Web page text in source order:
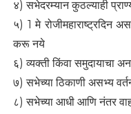
४) सभेदरम्यान कुठल्याही
५) 1 मे रोजीमहाराष्ट्रदिन
करू नये
६) व्यक्ती किंवा समुदायाचा
७) सभेच्या ठिकाणी असभ्य
८) सभेच्या आधी आणि नंतर